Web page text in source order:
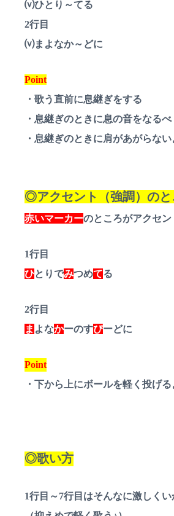
⒱ひとり～てる
2行目
⒱まよなか～どに
Point
・歌う直前に息継ぎをする
・息継ぎのときに息の音をなる
・息継ぎのときに肩があがらない
◎アクセント（強調）のと
赤いマーカーのところがアクセン
1行目
ひとりでみつめてる
2行目
ま よなかーのすぴーどに
Point
・下から上にボールを軽く投げる
◎歌い方
1行目～7行目はそんなに激しくい